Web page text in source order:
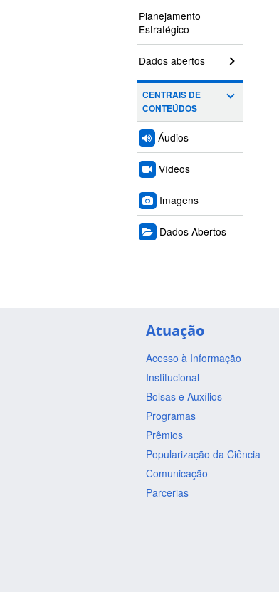
Planejamento
Estratégico
Dados abertos
CENTRAIS DE
CONTEÚDOS
Áudios
Vídeos
Imagens
Dados Abertos
Atuação
Acesso à Informação
Institucional
Bolsas e Auxílios
Programas
Prêmios
Popularização da Ciência
Comunicação
Parcerias